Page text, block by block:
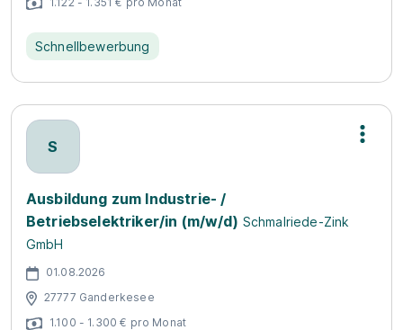
Schnellbewerbung
S
Ausbildung zum Industrie- /
Betriebselektriker/in (m/w/d) Schmalriede-Zink
GmbH
01.08.2026
27777 Ganderkesee
1.100 - 1.300 € pro Monat